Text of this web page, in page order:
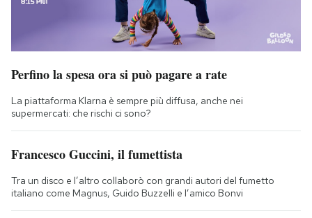
Perfino la spesa ora si può pagare a rate
La piattaforma Klarna è sempre più diffusa, anche nei
supermercati: che rischi ci sono?
Francesco Guccini, il fumettista
Tra un disco e l’altro collaborò con grandi autori del fumetto
italiano come Magnus, Guido Buzzelli e l’amico Bonvi